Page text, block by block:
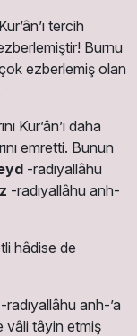
tercih
Burnu
ezberlemiş olan
Kur’ân’ı daha
emretti. Bunun
-radıyallâhu
-radıyallâhu anh-
hâdise de
-radıyallâhu anh-’a
vâli tâyin etmiş